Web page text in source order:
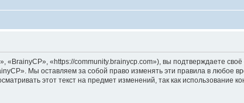
«https://community.brainycp.com»), вы подтверждаете
Мы оставляем за собой право изменять эти правила в любое
этот текст на предмет изменений, так как использование